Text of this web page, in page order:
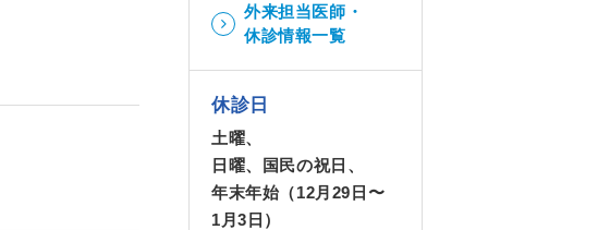
外来担当医師・
休診情報一覧
休診日
土曜、
日曜、国民の祝日、
年末年始（12月29日〜
1月3日）